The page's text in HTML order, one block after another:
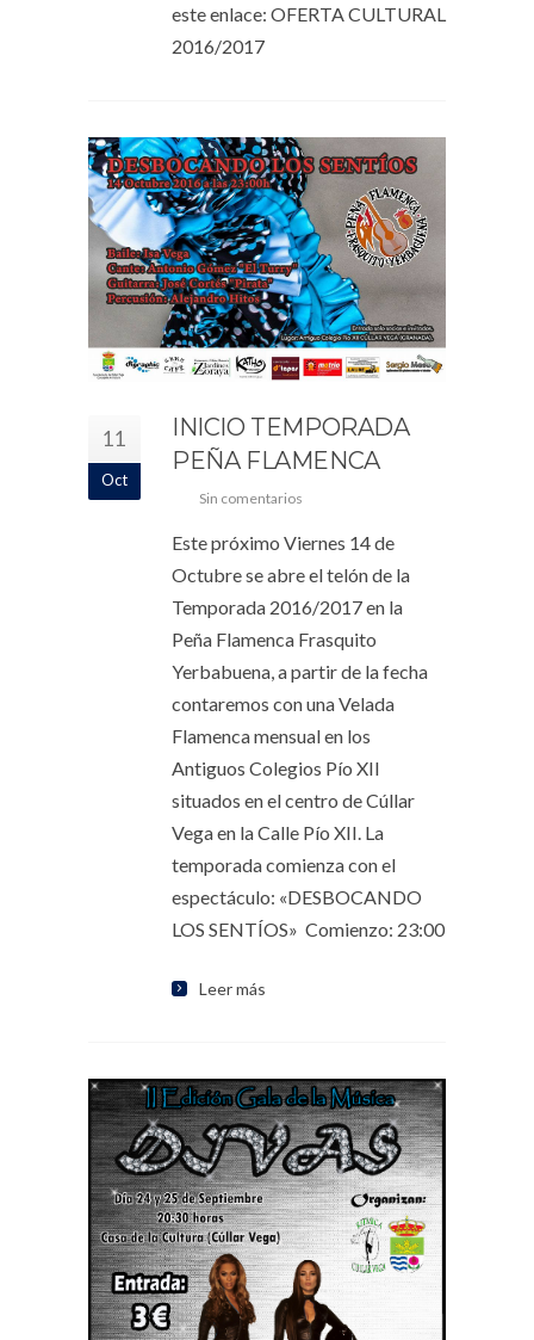
este enlace: OFERTA CULTURAL
2016/2017
11
Oct
INICIO TEMPORADA
PEÑA FLAMENCA
Sin comentarios
Este próximo Viernes 14 de
Octubre se abre el telón de la
Temporada 2016/2017 en la
Peña Flamenca Frasquito
Yerbabuena, a partir de la fecha
contaremos con una Velada
Flamenca mensual en los
Antiguos Colegios Pío XII
situados en el centro de Cúllar
Vega en la Calle Pío XII. La
temporada comienza con el
espectáculo: «DESBOCANDO
LOS SENTÍOS» Comienzo: 23:00
Leer más